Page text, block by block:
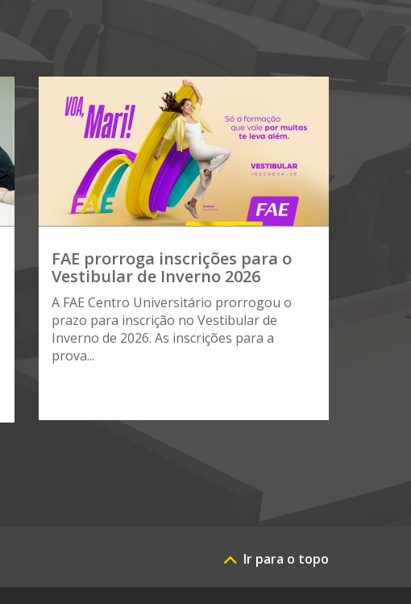
FAE prorroga inscrições para o
Vestibular de Inverno 2026
A FAE Centro Universitário prorrogou o
prazo para inscrição no Vestibular de
Inverno de 2026. As inscrições para a
prova...
Ir para o topo